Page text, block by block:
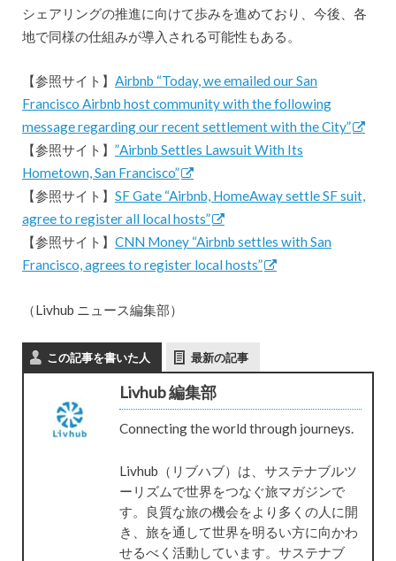
シェアリングの推進に向けて歩みを進めており、今後、各
地で同様の仕組みが導入される可能性もある。
【参照サイト】 Airbnb “Today, we emailed our San
Francisco Airbnb host community with the following
message regarding our recent settlement with the City”
【参照サイト】 ”Airbnb Settles Lawsuit With Its
Hometown, San Francisco”
【参照サイト】 SF Gate “Airbnb, HomeAway settle SF suit,
agree to register all local hosts”
【参照サイト】 CNN Money “Airbnb settles with San
Francisco, agrees to register local hosts”
（Livhub ニュース編集部）
この記事を書いた人 最新の記事
Livhub 編集部
Connecting the world through journeys.
Livhub（リブハブ）は、サステナブルツ
ーリズムで世界をつなぐ旅マガジンで
す。良質な旅の機会をより多くの人に開
き、旅を通して世界を明るい方に向かわ
せるべく活動しています。サステナブ